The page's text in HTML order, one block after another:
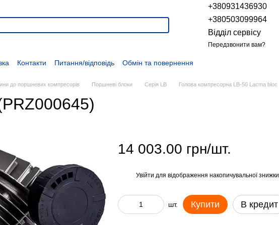
+380931436930
+380503099964
Відділ сервісу
Передзвонити вам?
Контакти Питання/відповідь
Обмін та повернення
Політика конфіденційності Договір оферти Розпродаж
до поршневих компресорів Поршневі блоки Серія LB Голова компресорна LB-50 Lacma bloc
14 003.00 грн/шт.
Увійти для відображення накопичувальної знижки
шт. Купити В кредит